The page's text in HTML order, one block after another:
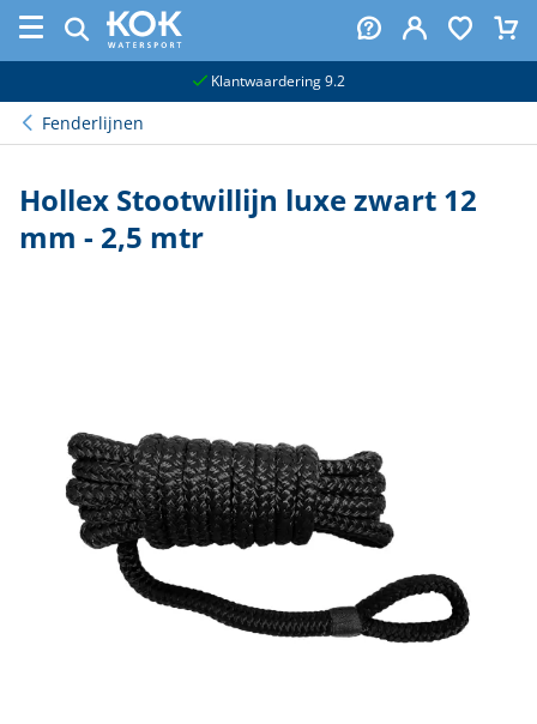
Klantwaardering 9.2
Fenderlijnen
Hollex Stootwillijn luxe zwart 12
mm - 2,5 mtr